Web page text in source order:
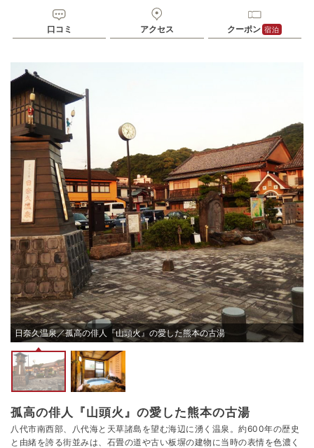
口コミ アクセス クーポン 宿泊
日奈久温泉／孤高の俳人『山頭火』の愛した熊本の古湯
孤高の俳人『山頭火』の愛した熊本の古湯
八代市南西部、八代海と天草諸島を望む海辺に湧く温泉。約600年の歴史
と由緒を誇る街並みは、石畳の道や古い板塀の建物に当時の表情を色濃く